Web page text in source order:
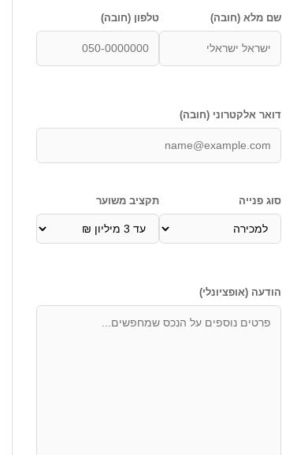
שם מלא (חובה) טלפון (חובה)
דואר אלקטרוני (חובה)
סוג פנייה תקציב משוער
הודעה (אופציונלי)